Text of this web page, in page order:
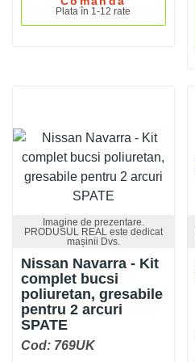
Plata în 1-12 rate
Imagine de prezentare.
PRODUSUL REAL este dedicat
mașinii Dvs.
Nissan Navarra - Kit
complet bucsi
poliuretan, gresabile
pentru 2 arcuri
SPATE
Cod: 769UK